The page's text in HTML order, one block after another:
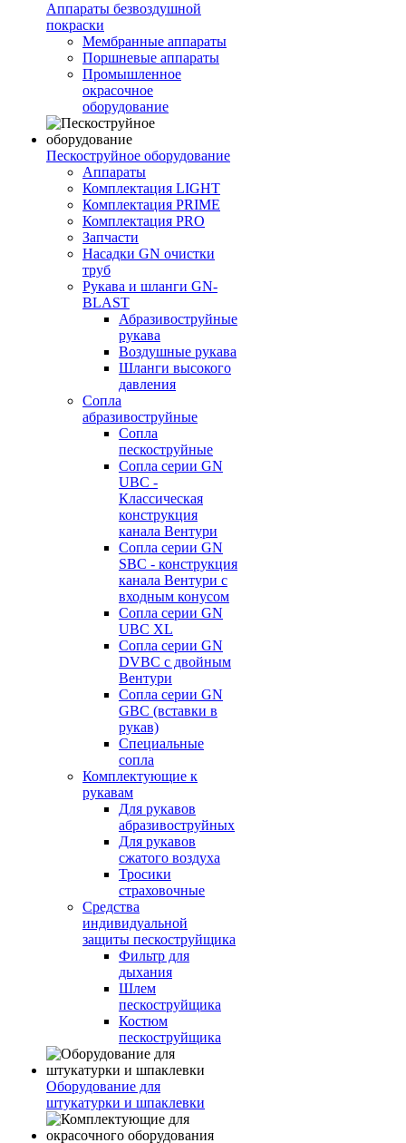
Аппараты безвоздушной
покраски
Мембранные аппараты
Поршневые аппараты
Промышленное
окрасочное
оборудование
Пескоструйное оборудование
Аппараты
Комплектация LIGHT
Комплектация PRIME
Комплектация PRO
Запчасти
Насадки GN очистки
труб
Рукава и шланги GN-
BLAST
Абразивоструйные
рукава
Воздушные рукава
Шланги высокого
давления
Сопла
абразивоструйные
Сопла
пескоструйные
Сопла серии GN
UBC -
Классическая
конструкция
канала Вентури
Сопла серии GN
SBC - конструкция
канала Вентури c
входным конусом
Сопла серии GN
UBC XL
Сопла серии GN
DVBC с двойным
Вентури
Сопла серии GN
GBC (вставки в
рукав)
Специальные
сопла
Комплектующие к
рукавам
Для рукавов
абразивоструйных
Для рукавов
сжатого воздуха
Тросики
страховочные
Средства
индивидуальной
защиты пескоструйщика
Фильтр для
дыхания
Шлем
пескоструйщика
Костюм
пескоструйщика
Оборудование для
штукатурки и шпаклевки